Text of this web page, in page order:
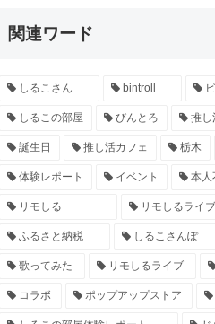
関連ワード
しるこさん bintroll
しるこの部屋 びんとろ 推し
誕生日 推し活カフェ 栃木
体験レポート イベント 本人
リモしる リモしるライ
ふるさと納税 しるこさんぽ
歌ってみた リモしるライブ
コラボ ポップアップストア